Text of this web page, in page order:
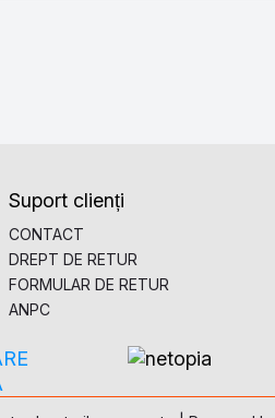
Suport clienți
CONTACT
DREPT DE RETUR
FORMULAR DE RETUR
ANPC